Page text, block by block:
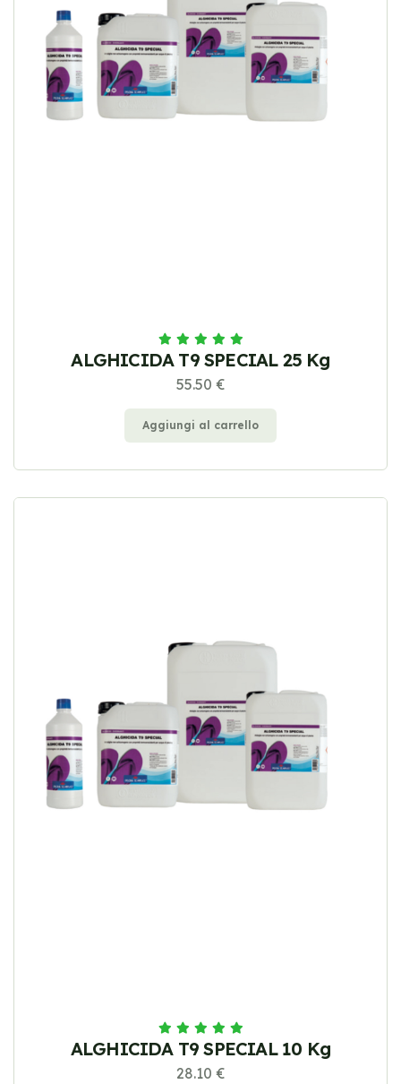
ALGHICIDA T9 SPECIAL 25 Kg
55.50 €
Aggiungi al carrello
ALGHICIDA T9 SPECIAL 10 Kg
28.10 €